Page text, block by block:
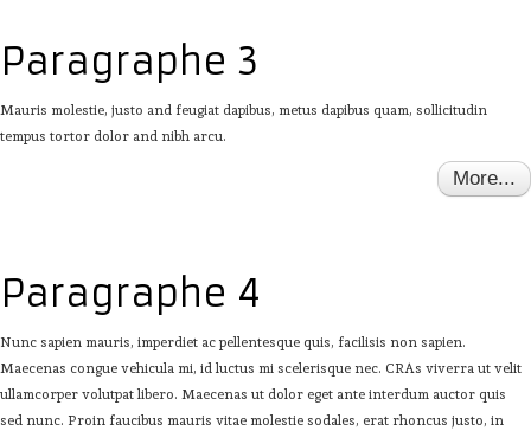
Paragraphe 3
Mauris molestie, justo and feugiat dapibus, metus dapibus quam, sollicitudin
tempus tortor dolor and nibh arcu.
More...
Paragraphe 4
Nunc sapien mauris, imperdiet ac pellentesque quis, facilisis non sapien.
Maecenas congue vehicula mi, id luctus mi scelerisque nec. CRAs viverra ut velit
ullamcorper volutpat libero. Maecenas ut dolor eget ante interdum auctor quis
sed nunc. Proin faucibus mauris vitae molestie sodales, erat rhoncus justo, in